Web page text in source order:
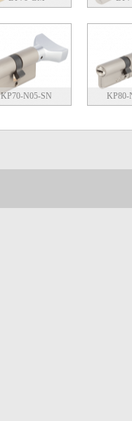
KP70-N05-SN KP80-